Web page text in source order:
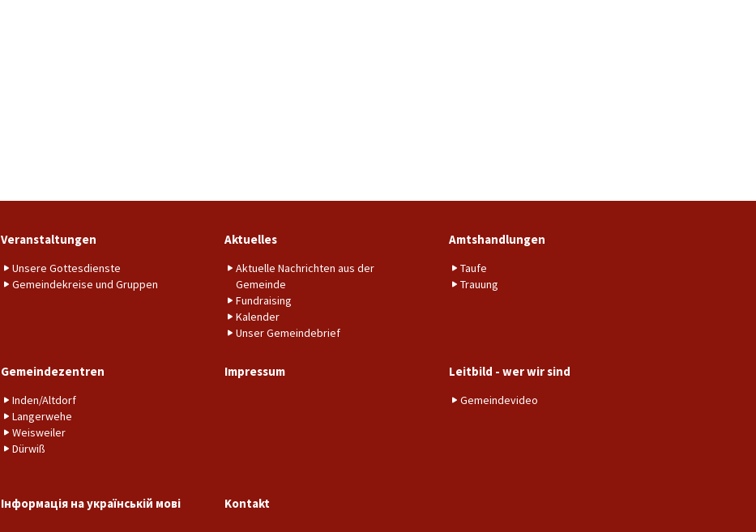
Veranstaltungen
Unsere Gottesdienste
Gemeindekreise und Gruppen
Aktuelles
Aktuelle Nachrichten aus der
Gemeinde
Fundraising
Kalender
Unser Gemeindebrief
Amtshandlungen
Taufe
Trauung
Gemeindezentren
Inden/Altdorf
Langerwehe
Weisweiler
Dürwiß
Impressum Leitbild - wer wir sind
Gemeindevideo
Інформація на українській мові Kontakt